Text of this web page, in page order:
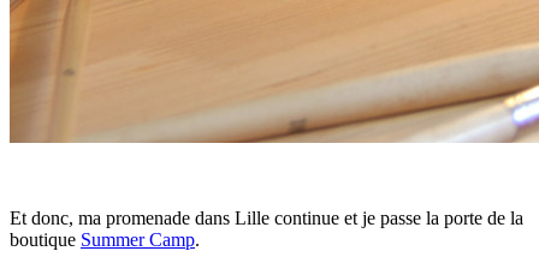
Et donc, ma promenade dans Lille continue et je passe la porte de la
boutique Summer Camp.